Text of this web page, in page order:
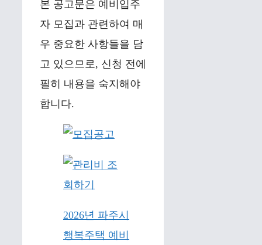
본 공고문은 예비입주
자 모집과 관련하여 매
우 중요한 사항들을 담
고 있으므로, 신청 전에
필히 내용을 숙지해야
합니다.
2026년 파주시
행복주택 예비